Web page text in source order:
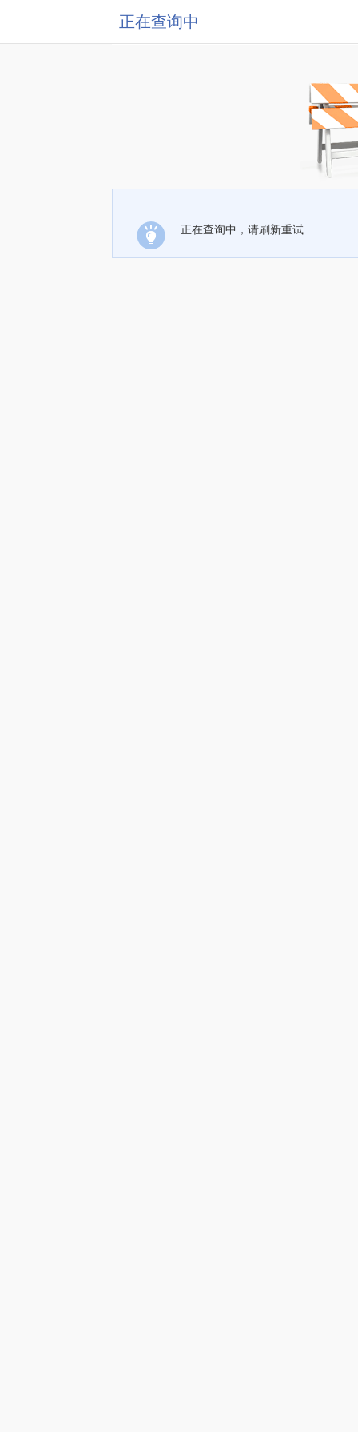
正在查询中
正在查询中，请刷新重试